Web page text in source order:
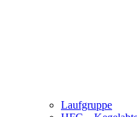
Laufgruppe